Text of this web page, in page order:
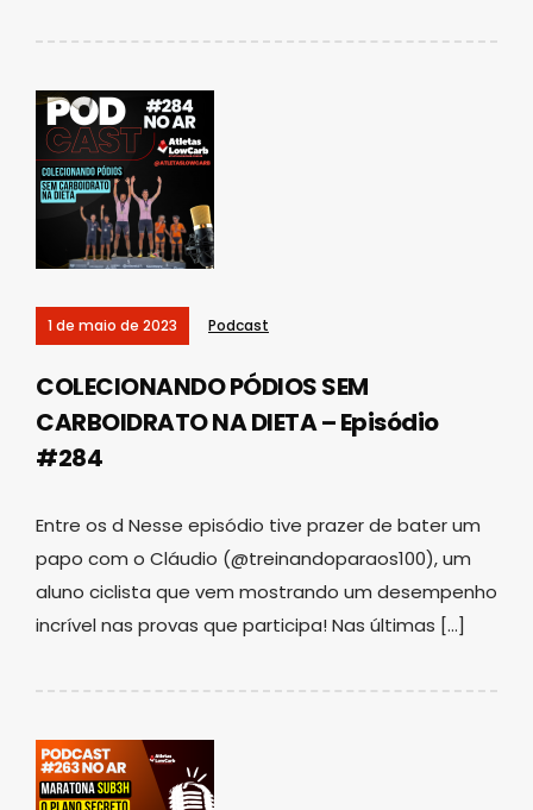
1 de maio de 2023 Podcast
COLECIONANDO PÓDIOS SEM
CARBOIDRATO NA DIETA – Episódio
#284
Entre os d Nesse episódio tive prazer de bater um
papo com o Cláudio (@treinandoparaos100), um
aluno ciclista que vem mostrando um desempenho
incrível nas provas que participa! Nas últimas […]